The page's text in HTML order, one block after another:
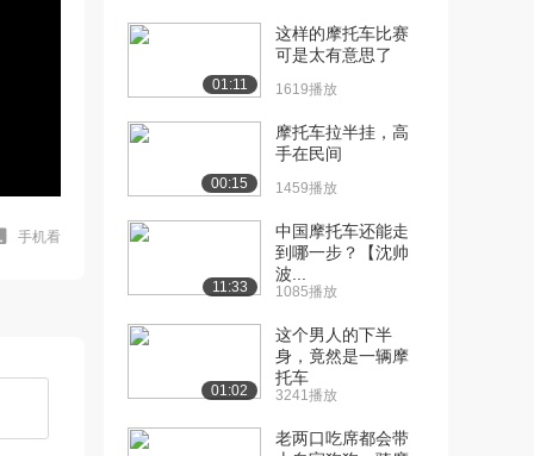
手机看
01:11
这样的摩托车比赛
可是太有意思了
1619播放
00:15
摩托车拉半挂，高
手在民间
1459播放
11:33
中国摩托车还能走
到哪一步？【沈帅
波...
1085播放
01:02
这个男人的下半
身，竟然是一辆摩
托车
3241播放
老两口吃席都会带